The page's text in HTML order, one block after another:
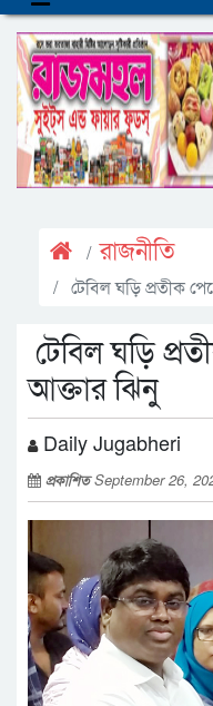
রাজনীতি
টেবিল ঘড়ি প্রতীক
টেবিল ঘড়ি
আক্তার ঝিনু
Daily Jugabheri
প্রকাশিতSeptember 26,